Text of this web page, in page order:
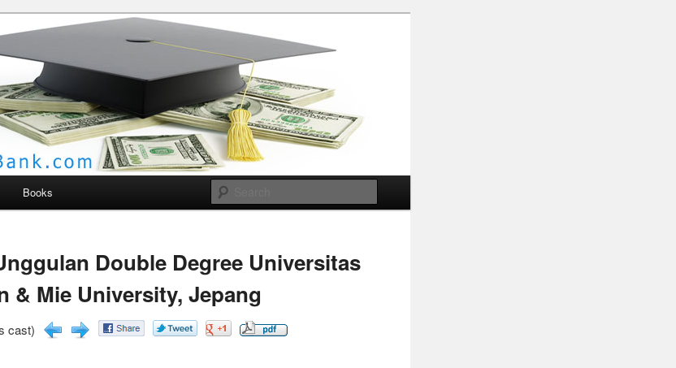
Bank
Books
Double Degree Universitas
& Mie University, Jepang
cast)